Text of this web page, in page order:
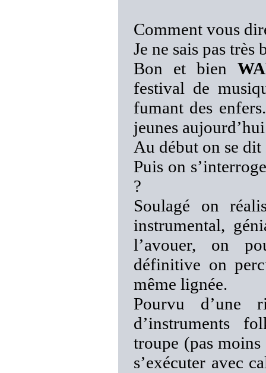
Comment vous
Je ne sais pas
Bon et bien
festival de
fumant des
jeunes
Au début on se
Puis on
?
Soulagé on
instrumental,
l’avouer, on
définitive on
même lignée.
Pourvu d’une
d’instruments
troupe (pas
s’exécuter avec